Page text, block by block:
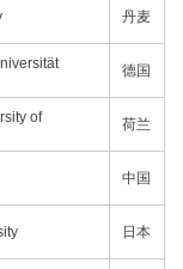
丹麦
德国
of
荷兰
中国
日本